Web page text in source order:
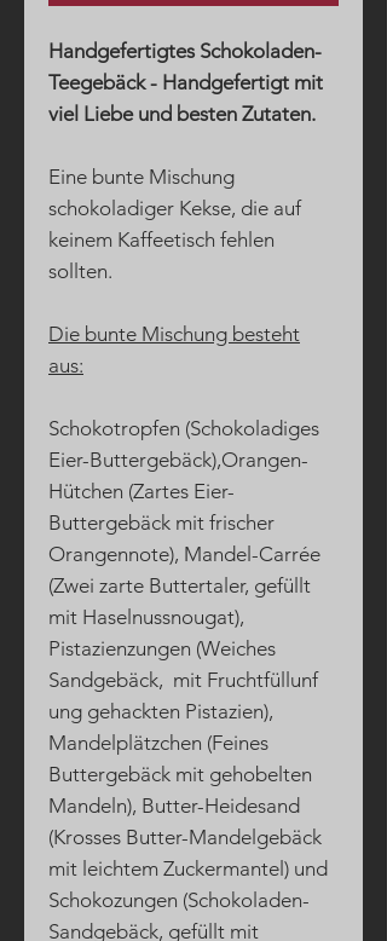
Handgefertigtes Schokoladen-
Teegebäck - Handgefertigt mit
viel Liebe und besten Zutaten.
Eine bunte Mischung
schokoladiger Kekse, die auf
keinem Kaffeetisch fehlen
sollten.
Die bunte Mischung besteht
aus:
Schokotropfen (Schokoladiges
Eier-Buttergebäck),Orangen-
Hütchen (Zartes Eier-
Buttergebäck mit frischer
Orangennote), Mandel-Carrée
(Zwei zarte Buttertaler, gefüllt
mit Haselnussnougat),
Pistazienzungen (Weiches
Sandgebäck, mit Fruchtfüllunf
ung gehackten Pistazien),
Mandelplätzchen (Feines
Buttergebäck mit gehobelten
Mandeln), Butter-Heidesand
(Krosses Butter-Mandelgebäck
mit leichtem Zuckermantel) und
Schokozungen (Schokoladen-
Sandgebäck, gefüllt mit